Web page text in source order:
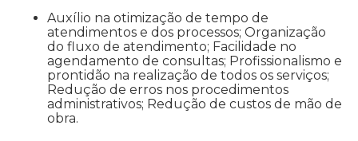
Auxílio na otimização de tempo de
atendimentos e dos processos; Organização
do fluxo de atendimento; Facilidade no
agendamento de consultas; Profissionalismo e
prontidão na realização de todos os serviços;
Redução de erros nos procedimentos
administrativos; Redução de custos de mão de
obra.